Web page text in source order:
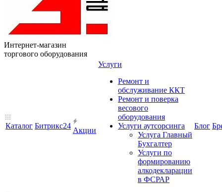
Интернет-магазин
торгового оборудования
Каталог Битрикс24
Акции
Услуги
Ремонт и
обслуживание ККТ
Ремонт и поверка
весового
оборудования
Услуги аутсорсинга
Услуга Главный
Бухгалтер
Услуги по
формированию
алкодекларации
в ФСРАР
Блог